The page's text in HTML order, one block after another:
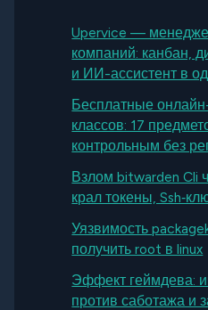
Upervice —
компаний: канбан,
и ИИ-ассистент в
Бесплатные
классов: 17
контрольным без
Взлом bitwarden Cli
крал токены,
Уязвимость
получить root в linux
Эффект геймдева:
против саботажа и